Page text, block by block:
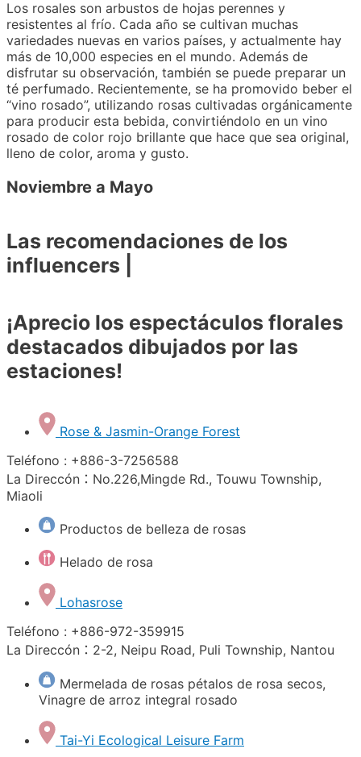
Los rosales son arbustos de hojas perennes y
resistentes al frío. Cada año se cultivan muchas
variedades nuevas en varios países, y actualmente hay
más de 10,000 especies en el mundo. Además de
disfrutar su observación, también se puede preparar un
té perfumado. Recientemente, se ha promovido beber el
“vino rosado”, utilizando rosas cultivadas orgánicamente
para producir esta bebida, convirtiéndolo en un vino
rosado de color rojo brillante que hace que sea original,
lleno de color, aroma y gusto.
Noviembre a Mayo
Las recomendaciones de los
influencers |
¡Aprecio los espectáculos florales
destacados dibujados por las
estaciones!
Rose & Jasmin-Orange Forest
Teléfono : +886-3-7256588
La Direccón：No.226,Mingde Rd., Touwu Township,
Miaoli
Productos de belleza de rosas
Helado de rosa
Lohasrose
Teléfono : +886-972-359915
La Direccón：2-2, Neipu Road, Puli Township, Nantou
Mermelada de rosas pétalos de rosa secos,
Vinagre de arroz integral rosado
Tai-Yi Ecological Leisure Farm